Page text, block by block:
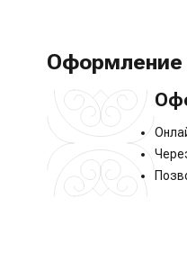
Оформление